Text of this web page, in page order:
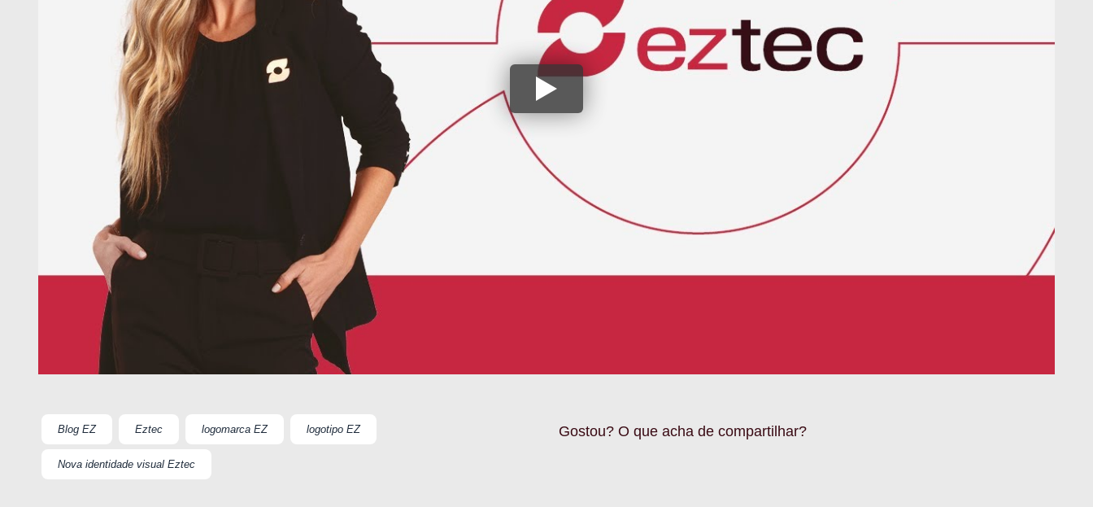
Blog EZ Eztec logomarca EZ logotipo EZ
Nova identidade visual Eztec
Gostou? O que acha de compartilhar?